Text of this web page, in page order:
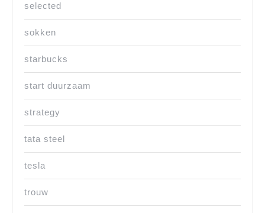
selected
sokken
starbucks
start duurzaam
strategy
tata steel
tesla
trouw